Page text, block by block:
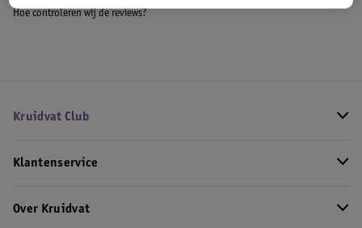
Hoe controleren wij de reviews?
Kruidvat Club
Klantenservice
Over Kruidvat